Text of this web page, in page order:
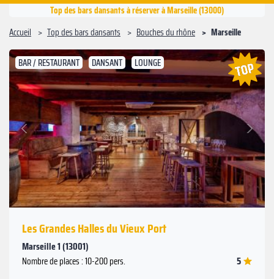
Top des bars dansants à réserver à Marseille (13000)
Accueil
Top des bars dansants Bouches du rhône Marseille
BAR / RESTAURANT DANSANT LOUNGE
Précédent
Suivant
Les Grandes Halles du Vieux Port
Marseille 1 (13001)
Nombre de places : 10-200 pers. 5